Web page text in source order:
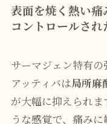
表面を焼く熱い
コントロールされ
サーマジェン特有の
アッティバは局所麻
が大幅に抑えられ
うな感覚で、痛み